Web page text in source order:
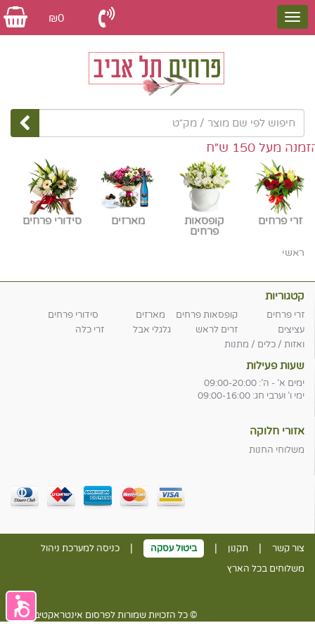
₪0
150 ש״ח
זרי פרחים
קופסאות
פרחים
מארזים סידורי פרחים
ראשי
קטגוריות
זרי פרחים קופסאות פרחים מארזים
סידורי פרחים
עציצים
זרים לראש גלגלי אבל
זרי כלה
ואזות / כלים / מתנות
שעות פעילות
ימים א' - ה': 09:00-20:00
ימי ו' וערבי חג: 09:00-16:00
אזורי חלוקה
משלוחי החנות
צור קשר | תקנון | ביטול עסקה |
כניסה למערכת ניהול
משלוחים בכל הארץ
© כל הזכויות שמורות לפרסום אינטראקטיבי בע״מ